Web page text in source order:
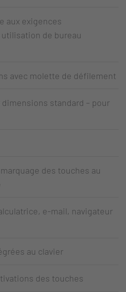
aux exigences
de bureau
avec molette de défilement
standard – pour
des touches au
e-mail, navigateur
au clavier
des touches